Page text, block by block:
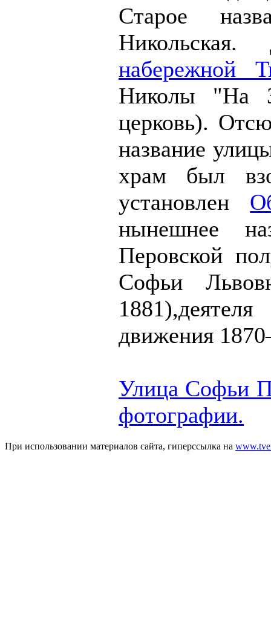
Старое
набережной
Николы "На
церковь).
название
храм был
установлен
нынешнее
Перовской
Софьи
движения
Улица Софьи
фотографии.
При использовании материалов сайта, гиперссылка на